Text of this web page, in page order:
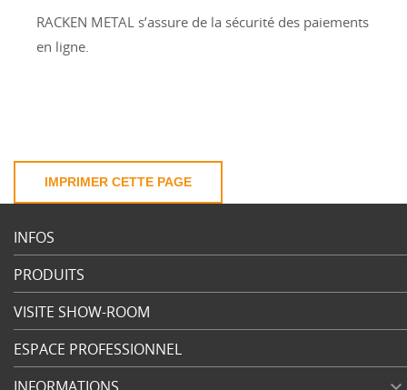
RACKEN METAL s’assure de la sécurité des paiements
en ligne.
INFOS
PRODUITS
VISITE SHOW-ROOM
ESPACE PROFESSIONNEL